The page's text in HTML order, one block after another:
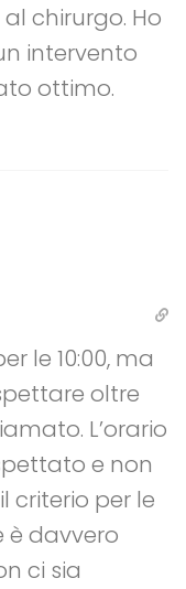
chirurgo. Ho
intervento
ottimo.
le 10:00, ma
oltre
L’orario
e non
criterio per le
è davvero
ci sia